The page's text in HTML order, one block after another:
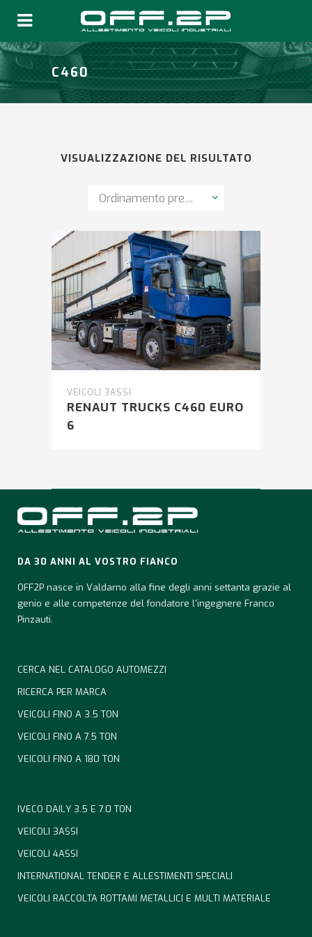
C460
VISUALIZZAZIONE DEL RISULTATO
Ordinamento predefinito
VEICOLI 3ASSI
RENAUT TRUCKS C460 EURO
6
DA 30 ANNI AL VOSTRO FIANCO
OFF2P nasce in Valdarno alla fine degli anni settanta grazie al
genio e alle competenze del fondatore l'ingegnere Franco
Pinzauti.
CERCA NEL CATALOGO AUTOMEZZI
RICERCA PER MARCA
VEICOLI FINO A 3.5 TON
VEICOLI FINO A 7.5 TON
VEICOLI FINO A 180 TON
IVECO DAILY 3.5 E 7.0 TON
VEICOLI 3ASSI
VEICOLI 4ASSI
INTERNATIONAL TENDER E ALLESTIMENTI SPECIALI
VEICOLI RACCOLTA ROTTAMI METALLICI E MULTI MATERIALE